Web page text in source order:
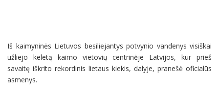
Iš kaimyninės Lietuvos besiliejantys potvynio vandenys visiškai
užliejo keletą kaimo vietovių centrinėje Latvijos, kur prieš
savaitę iškrito rekordinis lietaus kiekis, dalyje, pranešė oficialūs
asmenys.